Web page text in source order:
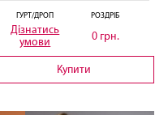
ГУРТ/ДРОП
Дізнатись
умови
РОЗДРІБ
0 грн.
Купити